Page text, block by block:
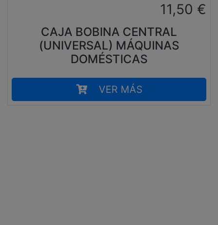
11,50 €
CAJA BOBINA CENTRAL
(UNIVERSAL) MÁQUINAS
DOMÉSTICAS
VER MÁS